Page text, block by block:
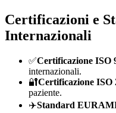
Certificazioni e
Internazionali
✅Certificazione ISO
internazionali.
🔐Certificazione ISO
paziente.
✈️Standard